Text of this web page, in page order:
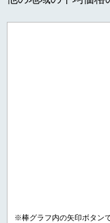
※棒グラフ内の矢印ボタン